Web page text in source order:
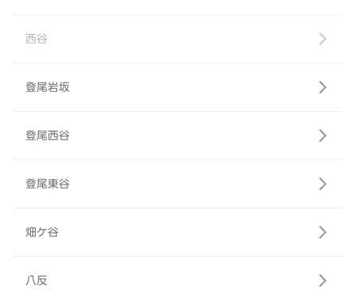
西谷
登尾岩坂
登尾西谷
登尾東谷
畑ケ谷
八反